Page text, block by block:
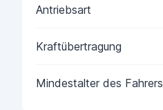
Antriebsart
Kraftübertragung
Mindestalter des Fahrers